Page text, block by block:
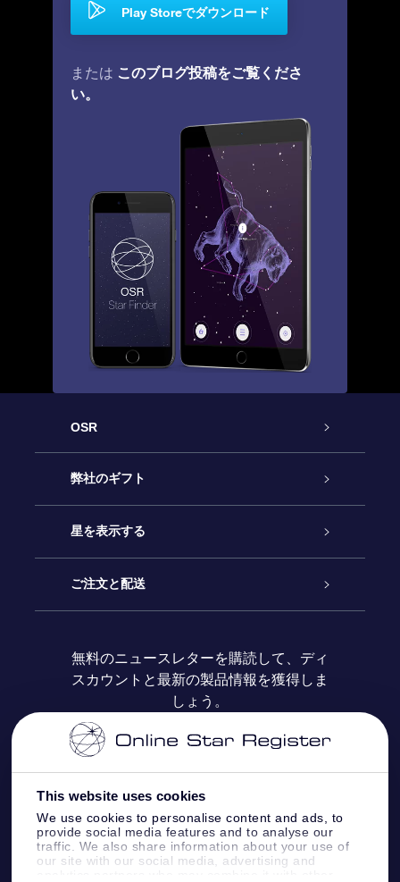
This website uses cookies
We use cookies to personalise content and ads, to
provide social media features and to analyse our
traffic. We also share information about your use of
our site with our social media, advertising and
Play Storeでダウンロード
または このブログ投稿をご覧くださ
い。
OSR
カスタマーサービス
お問い合わせ
ブログ
レビュー
弊社のギフト
Online Starギフト
OSRギフトパック
OSR ギフトカード
法人ギフト
星を表示する
星の登録
カスタマイズされたStar Page
One Million Stars
OSR Starsaver
星間飛行VRアプリ
ご注文と配送
お支払いに関する情報
配送に関する情報
返品ポリシ
星座
無料のニュースレターを購読して、ディ
スカウントと最新の製品情報を獲得しま
しょう。